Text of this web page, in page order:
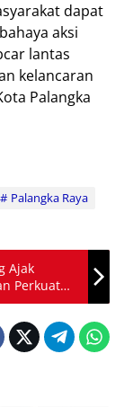
dapat
aksi
lantas
kelancaran
Palangka
Palangka Raya
Ajak
Perkuat